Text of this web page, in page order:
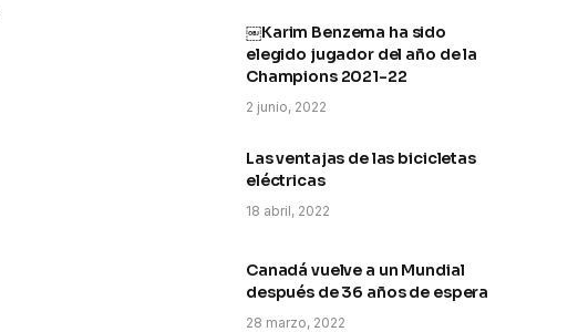
￼Karim Benzema ha sido
elegido jugador del año de la
Champions 2021-22
2 junio, 2022
Las ventajas de las bicicletas
eléctricas
18 abril, 2022
Canadá vuelve a un Mundial
después de 36 años de espera
28 marzo, 2022